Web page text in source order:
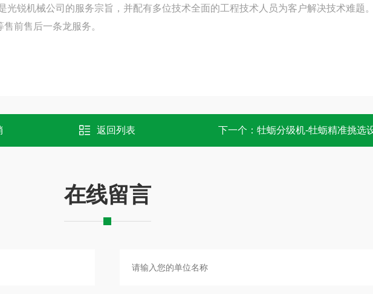
光锐机械公司的服务宗旨，并配有多位技术全面的工程技术人员为客户解决技术难题
前售后一条龙服务。
返回列表 下一个： 牡蛎分级机-牡蛎精准挑选
在线留言